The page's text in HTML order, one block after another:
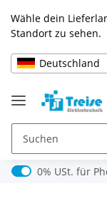
Wähle dein
Standort zu sehen.
Deutschland
0% USt. für
0% USt. für